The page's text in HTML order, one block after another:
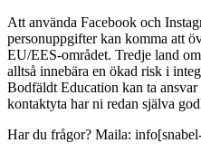
Att använda Facebook och
personuppgifter kan komma att
EU/EES-området. Tredje land
alltså innebära en ökad risk i
Bodfäldt Education kan ta
kontaktyta har ni redan själva
Har du frågor? Maila: